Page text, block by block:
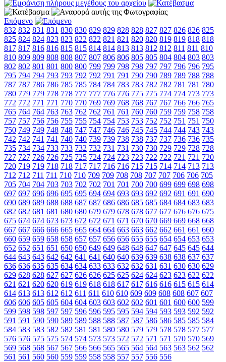
Επόμενο
832 832 831 831 830 830 829 829 828 828 827 827 826 826 825
825 824 824 823 823 822 822 821 821 820 820 819 819 818 818
817 817 816 816 815 815 814 814 813 813 812 812 811 811 810
810 809 809 808 808 807 807 806 806 805 805 804 804 803 803
802 802 801 801 800 800 799 799 798 798 797 797 796 796 795
795 794 794 793 793 792 792 791 791 790 790 789 789 788 788
787 787 786 786 785 785 784 784 783 783 782 782 781 781 780
780 779 779 778 778 777 777 776 776 775 775 774 774 773 773
772 772 771 771 770 770 769 769 768 768 767 767 766 766 765
765 764 764 763 763 762 762 761 761 760 760 759 759 758 758
757 757 756 756 755 755 754 754 753 753 752 752 751 751 750
750 749 749 748 748 747 747 746 746 745 745 744 744 743 743
742 742 741 741 740 740 739 739 738 738 737 737 736 736 735
735 734 734 733 733 732 732 731 731 730 730 729 729 728 728
727 727 726 726 725 725 724 724 723 723 722 722 721 721 720
720 719 719 718 718 717 717 716 716 715 715 714 714 713 713
712 712 711 711 710 710 709 709 708 708 707 707 706 706 705
705 704 704 703 703 702 702 701 701 700 700 699 699 698 698
697 697 696 696 695 695 694 694 693 693 692 692 691 691 690
690 689 689 688 688 687 687 686 686 685 685 684 684 683 683
682 682 681 681 680 680 679 679 678 678 677 677 676 676 675
675 674 674 673 673 672 672 671 671 670 670 669 669 668 668
667 667 666 666 665 665 664 664 663 663 662 662 661 661 660
660 659 659 658 658 657 657 656 656 655 655 654 654 653 653
652 652 651 651 650 650 649 649 648 648 647 647 645 645 644
644 643 643 642 642 641 641 640 640 639 639 638 638 637 637
636 636 635 635 634 634 633 633 632 632 631 631 630 630 629
629 628 628 627 627 626 626 625 625 624 624 623 623 622 622
621 621 620 620 619 619 618 618 617 617 616 616 615 615 614
614 613 613 612 612 611 611 610 610 609 609 608 608 607 607
606 606 605 605 604 604 603 603 602 602 601 601 600 600 599
599 598 598 597 597 596 596 595 595 594 594 593 593 592 592
591 591 590 590 589 589 588 588 587 587 586 586 585 585 584
584 583 583 582 582 581 581 580 580 579 579 578 578 577 577
576 576 575 575 574 574 573 573 572 572 571 571 570 570 569
569 568 568 567 567 566 566 565 565 564 564 563 563 562 562
561 561 560 560 559 559 558 558 557 557 556 556